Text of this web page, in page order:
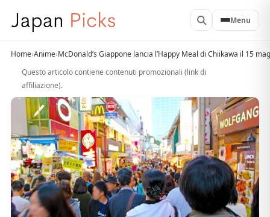
Menu
Home›Anime›McDonald’s Giappone lancia l’Happy Meal di Chiikawa il 15
Questo articolo contiene contenuti promozionali (link di
affiliazione).